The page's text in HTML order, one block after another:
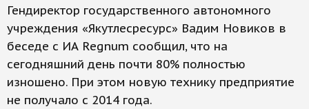
Гендиректор государственного автономного
учреждения «Якутлесресурс» Вадим Новиков в
беседе с ИА Regnum сообщил, что на
сегодняшний день почти 80% полностью
изношено. При этом новую технику предприятие
не получало с 2014 года.